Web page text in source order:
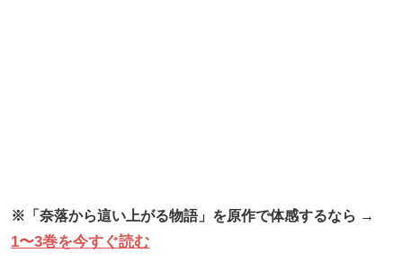
※「奈落から這い上がる物語」を原作で体感するなら →
1〜3巻を今すぐ読む